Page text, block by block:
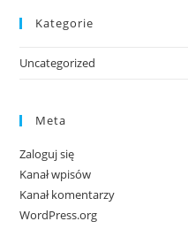
Kategorie
Uncategorized
Meta
Zaloguj się
Kanał wpisów
Kanał komentarzy
WordPress.org